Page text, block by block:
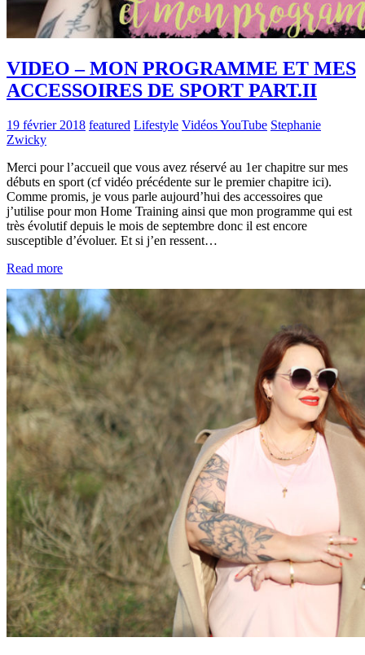
VIDEO – MON PROGRAMME ET MES
ACCESSOIRES DE SPORT PART.II
19 février 2018 featured Lifestyle Vidéos YouTube Stephanie
Zwicky
Merci pour l’accueil que vous avez réservé au 1er chapitre sur mes
débuts en sport (cf vidéo précédente sur le premier chapitre ici).
Comme promis, je vous parle aujourd’hui des accessoires que
j’utilise pour mon Home Training ainsi que mon programme qui est
très évolutif depuis le mois de septembre donc il est encore
susceptible d’évoluer. Et si j’en ressent…
Read more